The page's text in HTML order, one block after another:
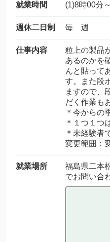
就業時間 (1)8時00分
週休二日制 毎 週
仕事内容
粒上の製品
あるのかを
んと貼って
す。また段
ますので、
だく作業も
＊今からの
＊１つ１つ
＊未経験者
変更範囲：
就業場所
福島県二本
でお問い合